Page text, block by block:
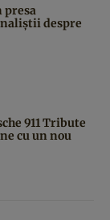
presa
despre
911 Tribute
cu un nou